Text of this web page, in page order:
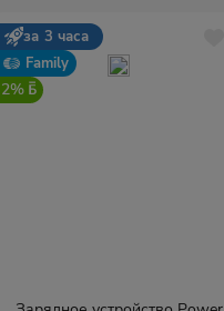
за 3 часа
Family
2%